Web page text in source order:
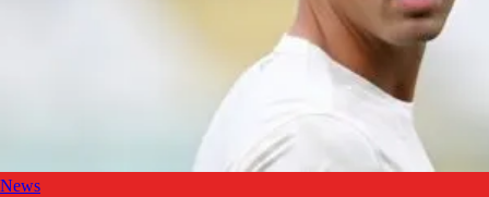
News